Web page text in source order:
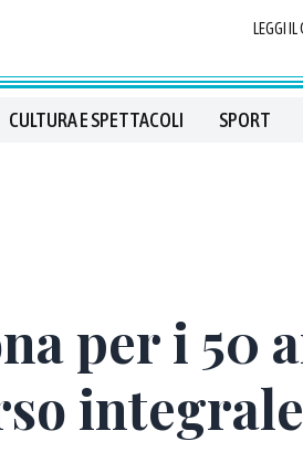
LEGGI
CULTURA E SPETTACOLI SPORT
per i 50
integrale